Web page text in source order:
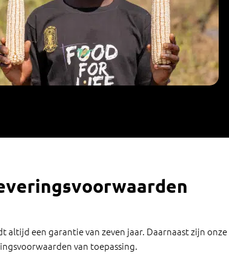
altijd een garantie van zeven jaar. Daarnaast zijn onze
van toepassing.